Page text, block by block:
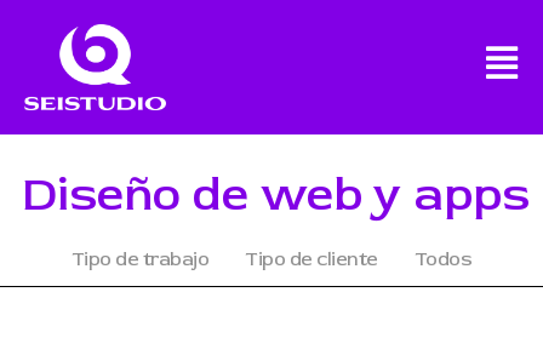
Diseño de web y apps
Tipo de trabajo Tipo de cliente Todos